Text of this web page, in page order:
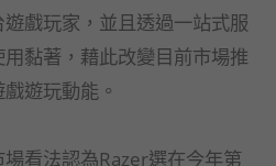
戲玩家，並且透過一站式服
黏著，藉此改變目前市場推
遊玩動能。
看法認為Razer選在今年第